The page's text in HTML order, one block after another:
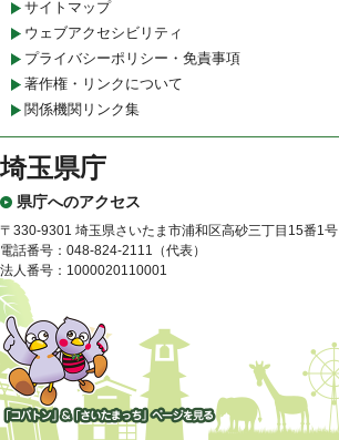
サイトマップ
ウェブアクセシビリティ
プライバシーポリシー・免責事項
著作権・リンクについて
関係機関リンク集
埼玉県庁
県庁へのアクセス
〒330-9301 埼玉県さいたま市浦和区高砂三丁目15番1号
電話番号：048-824-2111（代表）
法人番号：1000020110001
「コバトン」&「さいたまっ